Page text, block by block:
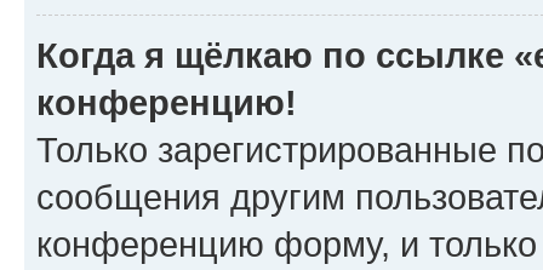
Когда я щёлкаю по ссылке
конференцию!
Только зарегистрированные
сообщения другим
конференцию форму, и